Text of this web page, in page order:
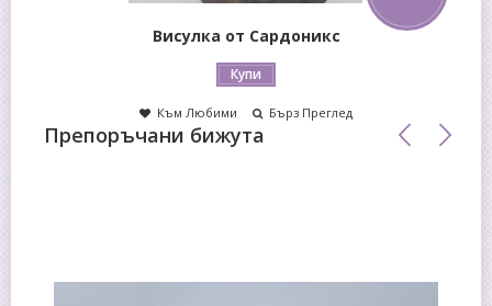
Висулка от Сардоникс
Купи
Към Любими Бърз Преглед
Препоръчани бижута